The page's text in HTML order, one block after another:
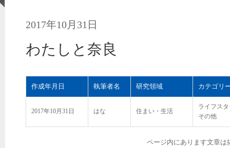
2017年10月31日
わたしと奈良
作成年月日 執筆者名 研究領域 カテゴリ
2017年10月31日 はな 住まい・生活
ライフス
その他
ページ内にあります文章は